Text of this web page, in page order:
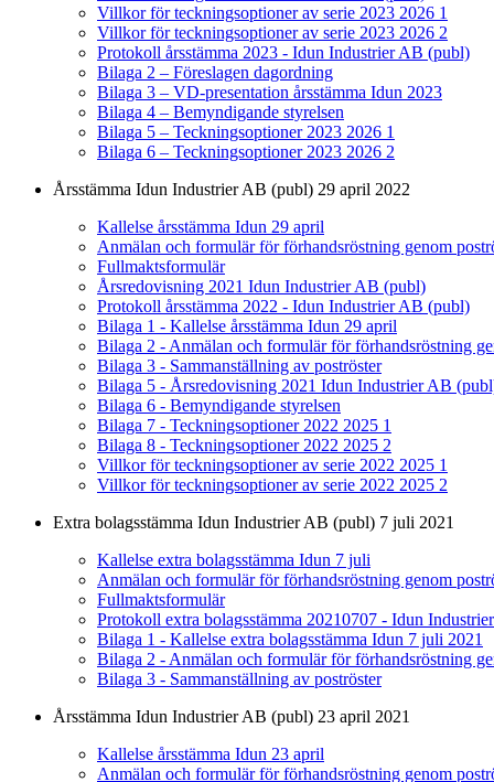
Villkor för teckningsoptioner av serie 2023 2026 1
Villkor för teckningsoptioner av serie 2023 2026 2
Protokoll årsstämma 2023 - Idun Industrier AB (publ)
Bilaga 2 – Föreslagen dagordning
Bilaga 3 – VD-presentation årsstämma Idun 2023
Bilaga 4 – Bemyndigande styrelsen
Bilaga 5 – Teckningsoptioner 2023 2026 1
Bilaga 6 – Teckningsoptioner 2023 2026 2
Årsstämma Idun Industrier AB (publ) 29 april 2022
Kallelse årsstämma Idun 29 april
Anmälan och formulär för förhandsröstning genom
Fullmaktsformulär
Årsredovisning 2021 Idun Industrier AB (publ)
Protokoll årsstämma 2022 - Idun Industrier AB (publ)
Bilaga 1 - Kallelse årsstämma Idun 29 april
Bilaga 2 - Anmälan och formulär för förhandsröstning
Bilaga 3 - Sammanställning av poströster
Bilaga 5 - Årsredovisning 2021 Idun Industrier AB
Bilaga 6 - Bemyndigande styrelsen
Bilaga 7 - Teckningsoptioner 2022 2025 1
Bilaga 8 - Teckningsoptioner 2022 2025 2
Villkor för teckningsoptioner av serie 2022 2025 1
Villkor för teckningsoptioner av serie 2022 2025 2
Extra bolagsstämma Idun Industrier AB (publ) 7 juli 2021
Kallelse extra bolagsstämma Idun 7 juli
Anmälan och formulär för förhandsröstning genom
Fullmaktsformulär
Protokoll extra bolagsstämma 20210707 - Idun
Bilaga 1 - Kallelse extra bolagsstämma Idun 7 juli 2021
Bilaga 2 - Anmälan och formulär för förhandsröstning
Bilaga 3 - Sammanställning av poströster
Årsstämma Idun Industrier AB (publ) 23 april 2021
Kallelse årsstämma Idun 23 april
Anmälan och formulär för förhandsröstning genom